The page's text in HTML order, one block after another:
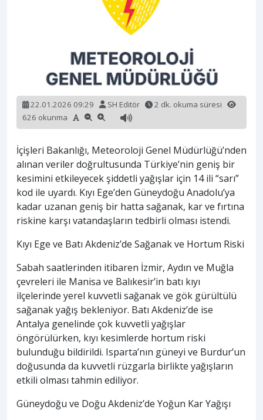
22.01.2026 09:29 SH Editör
2 dk. okuma süresi
626 okunma
İçişleri Bakanlığı, Meteoroloji Genel Müdürlüğü’nden
alınan veriler doğrultusunda Türkiye’nin geniş bir
kesimini etkileyecek şiddetli yağışlar için 14 ili “sarı”
kod ile uyardı. Kıyı Ege’den Güneydoğu Anadolu’ya
kadar uzanan geniş bir hatta sağanak, kar ve fırtına
riskine karşı vatandaşların tedbirli olması istendi.
Kıyı Ege ve Batı Akdeniz’de Sağanak ve Hortum Riski
Sabah saatlerinden itibaren İzmir, Aydın ve Muğla
çevreleri ile Manisa ve Balıkesir’in batı kıyı
ilçelerinde yerel kuvvetli sağanak ve gök gürültülü
sağanak yağış bekleniyor. Batı Akdeniz’de ise
Antalya genelinde çok kuvvetli yağışlar
öngörülürken, kıyı kesimlerde hortum riski
bulunduğu bildirildi. Isparta’nın güneyi ve Burdur’un
doğusunda da kuvvetli rüzgarla birlikte yağışların
etkili olması tahmin ediliyor.
Güneydoğu ve Doğu Akdeniz’de Yoğun Kar Yağışı